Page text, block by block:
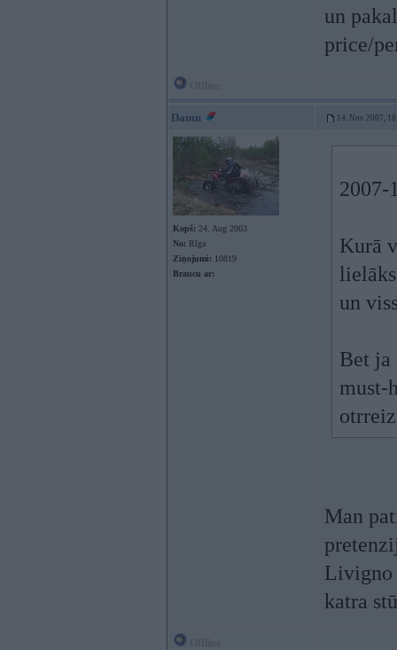
un
price/
Damn 14. Nov 2007,
Kopš: 24. Aug 2003
No: Rīga
Ziņojumi: 10819
Braucu ar:
2007-
Kurā
un
Bet ja
must-
Man
Livigno
katra